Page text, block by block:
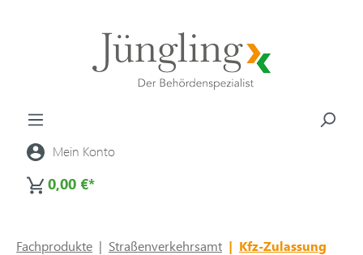
Mein Konto
0,00 €*
Fachprodukte | Straßenverkehrsamt | Kfz-Zulassung